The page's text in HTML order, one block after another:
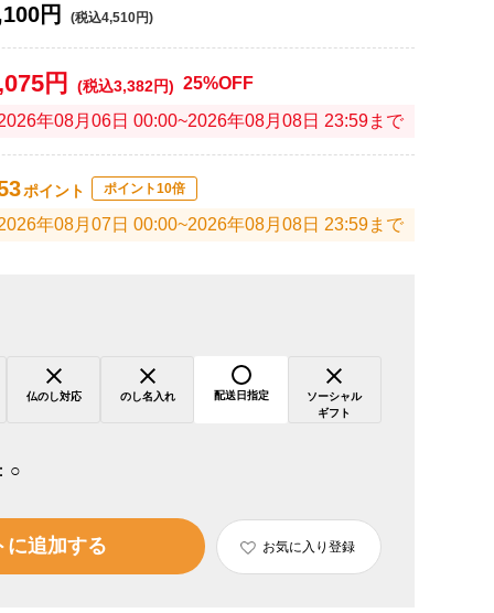
円 (税込4,510円)
円 (税込3,382円) 25%OFF
年08月06日 00:00~2026年08月08日 23:59まで
ポイント ポイント10倍
年08月07日 00:00~2026年08月08日 23:59まで
仏のし対応 のし名入れ 配送日指定
ソーシャル
ギフト
○
に追加する お気に入り登録